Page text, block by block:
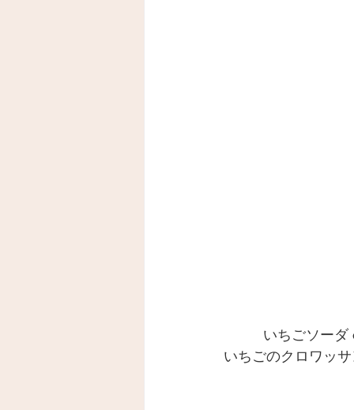
いちごソーダ
いちごのクロワッ